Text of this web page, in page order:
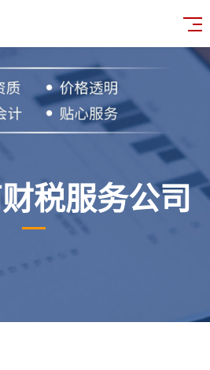
税服务公司